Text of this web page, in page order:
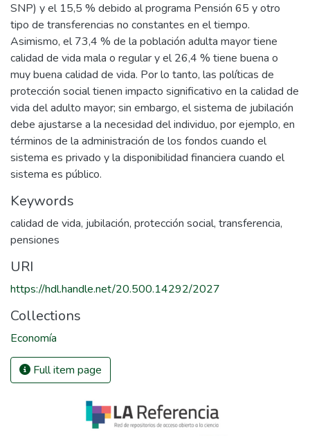
SNP) y el 15,5 % debido al programa Pensión 65 y otro
tipo de transferencias no constantes en el tiempo.
Asimismo, el 73,4 % de la población adulta mayor tiene
calidad de vida mala o regular y el 26,4 % tiene buena o
muy buena calidad de vida. Por lo tanto, las políticas de
protección social tienen impacto significativo en la calidad de
vida del adulto mayor; sin embargo, el sistema de jubilación
debe ajustarse a la necesidad del individuo, por ejemplo, en
términos de la administración de los fondos cuando el
sistema es privado y la disponibilidad financiera cuando el
sistema es público.
Keywords
calidad de vida, jubilación, protección social, transferencia,
pensiones
URI
https://hdl.handle.net/20.500.14292/2027
Collections
Economía
Full item page